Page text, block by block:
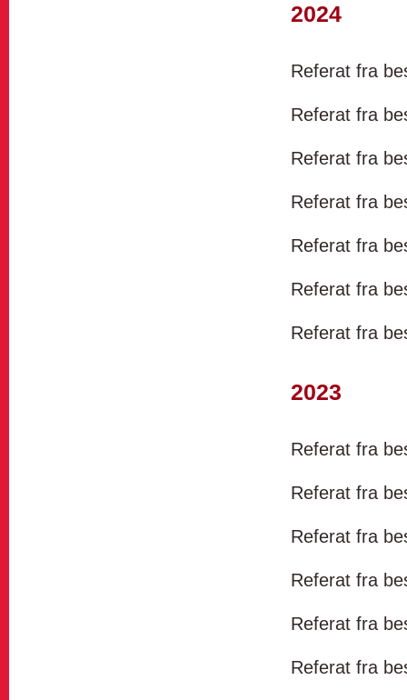
2024
Referat fra
Referat fra
Referat fra
Referat fra
Referat fra
Referat fra
Referat fra
2023
Referat fra
Referat fra
Referat fra
Referat fra
Referat fra
Referat fra